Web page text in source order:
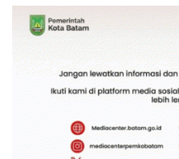
konten